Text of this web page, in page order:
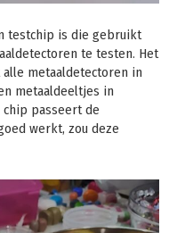
testchip is die gebruikt
te testen. Het
metaaldetectoren in
metaaldeeltjes in
passeert de
werkt, zou deze